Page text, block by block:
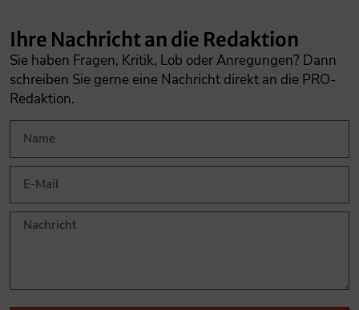
Ihre Nachricht an die Redaktion
Sie haben Fragen, Kritik, Lob oder Anregungen? Dann
schreiben Sie gerne eine Nachricht direkt an die PRO-
Redaktion.